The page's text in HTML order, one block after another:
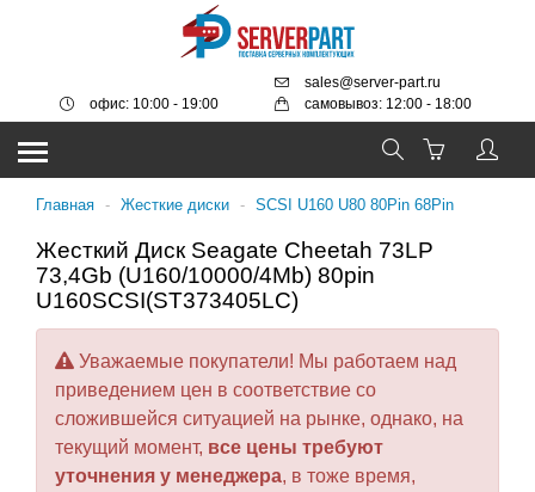
sales@server-part.ru
самовывоз: 12:00 - 18:00
офис: 10:00 - 19:00
Главная - Жесткие диски - SCSI U160 U80 80Pin 68Pin
Жесткий Диск Seagate Cheetah 73LP
73,4Gb (U160/10000/4Mb) 80pin
U160SCSI(ST373405LC)
Уважаемые покупатели! Мы работаем над
приведением цен в соответствие со
сложившейся ситуацией на рынке, однако, на
текущий момент, все цены требуют
уточнения у менеджера, в тоже время,